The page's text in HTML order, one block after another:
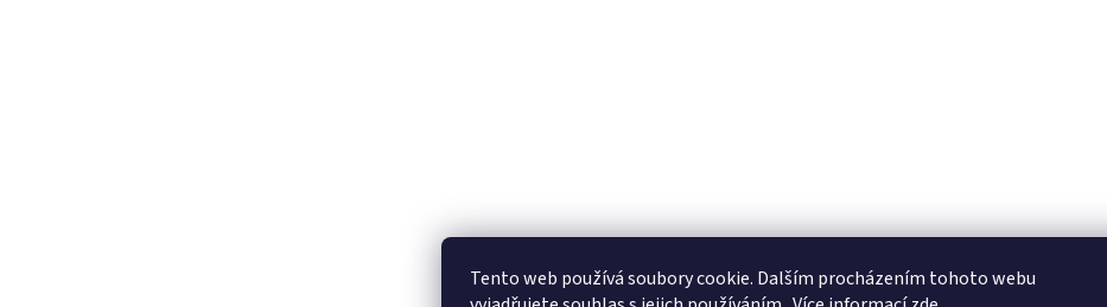
Tento web používá soubory cookie. Dalším procházením tohoto webu